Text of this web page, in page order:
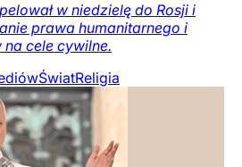
w niedzielę do Rosji i
prawa humanitarnego i
cele cywilne.
ŚwiatReligia